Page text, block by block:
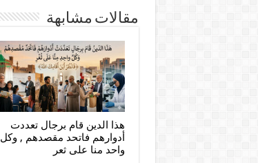
مقالات مشابهة
هذا الدين قام برجال تعددت
أدوارهم فاتحد مقصدهم , وكل
واحد منا على ثعر